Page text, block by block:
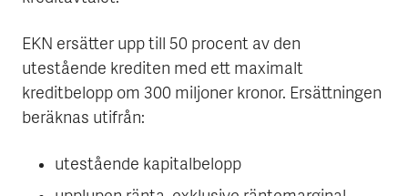
EKN ersätter upp till 50 procent av den
utestående krediten med ett maximalt
kreditbelopp om 300 miljoner kronor. Ersättningen
beräknas utifrån:
utestående kapitalbelopp